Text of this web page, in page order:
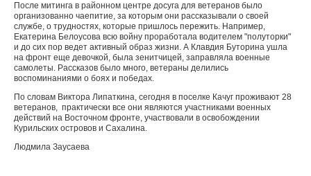
После митинга в районном центре досуга для ветеранов было
организованно чаепитие, за которым они рассказывали о своей
службе, о трудностях, которые пришлось пережить. Например,
Екатерина Белоусова всю войну проработала водителем "полуторки"
и до сих пор ведет активный образ жизни. А Клавдия Буторина ушла
на фронт еще девочкой, была зенитчицей, заправляла военные
самолеты. Рассказов было много, ветераны делились
воспоминаниями о боях и победах.
По словам Виктора Липаткина, сегодня в поселке Качуг проживают 28
ветеранов, практически все они являются участниками военных
действий на Восточном фронте, участвовали в освобождении
Курильских островов и Сахалина.
Людмила Заусаева